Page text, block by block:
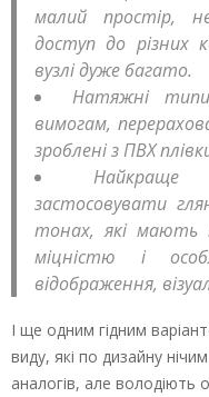
малий простір,
доступ до різних
вузлі дуже багато.
Натяжні
вимогам,
зроблені з ПВХ
застосовувати
тонах, які мають
міцністю і
відображення,
І ще одним гідним
виду, які по дизайну
аналогів, але